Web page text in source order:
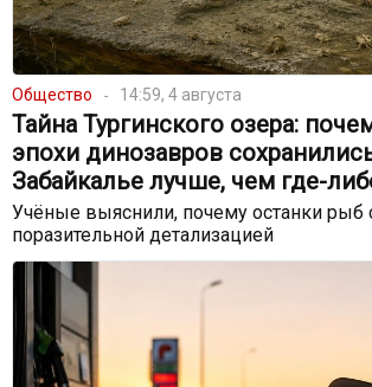
Общество 14:59, 4 августа
Тайна Тургинского озера:
эпохи динозавров
Забайкалье лучше, чем где-
Учёные выяснили, почему останки рыб
поразительной детализацией